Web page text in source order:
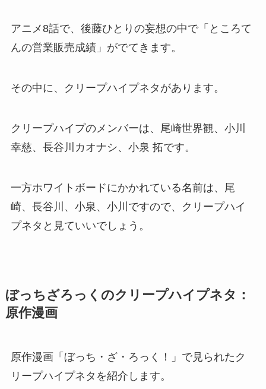
アニメ8話で、後藤ひとりの妄想の中で「ところて
んの営業販売成績」がでてきます。
その中に、クリープハイプネタがあります。
クリープハイプのメンバーは、尾崎世界観、小川
幸慈、長谷川カオナシ、小泉 拓です。
一方ホワイトボードにかかれている名前は、尾
崎、長谷川、小泉、小川ですので、クリープハイ
プネタと見ていいでしょう。
ぼっちざろっくのクリープハイプネタ：
原作漫画
原作漫画「ぼっち・ざ・ろっく！」で見られたク
リープハイプネタを紹介します。